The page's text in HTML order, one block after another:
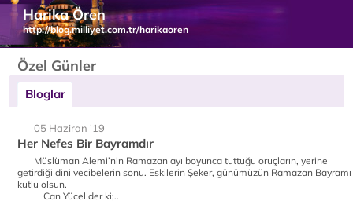
Harika Ören
http://blog.milliyet.com.tr/harikaoren
Özel Günler
Bloglar
05 Haziran '19
Her Nefes Bir Bayramdır
Müslüman Alemi’nin Ramazan ayı boyunca tuttuğu oruçların, yerine
getirdiği dini vecibelerin sonu. Eskilerin Şeker, günümüzün Ramazan Bayramı
kutlu olsun.
Can Yücel der ki;..